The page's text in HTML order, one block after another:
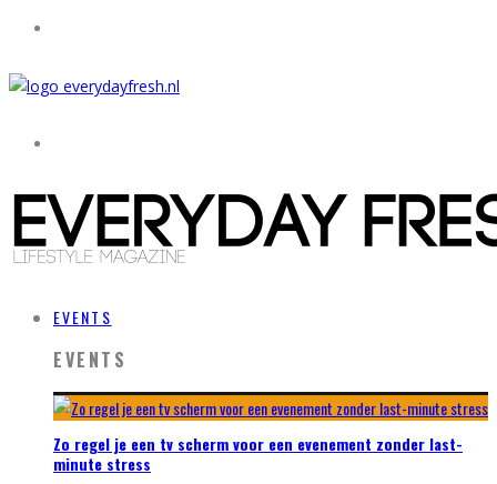
EVENTS
EVENTS
Zo regel je een tv scherm voor een evenement zonder last-
minute stress